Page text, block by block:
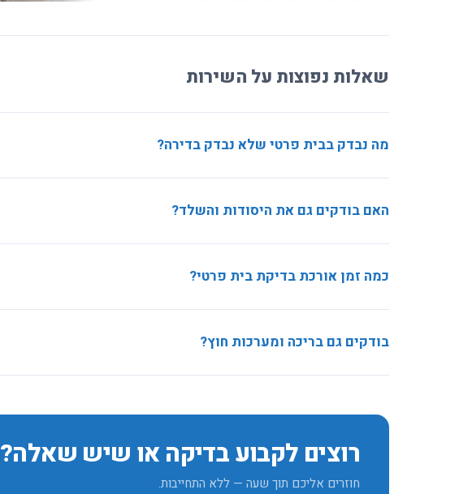
שאלות נפוצות על השירות
מה נבדק בבית פרטי שלא נבדק בדירה?
האם בודקים גם את היסודות והשלד?
כמה זמן אורכת בדיקת בית פרטי?
בודקים גם בריכה ומערכות חוץ?
רוצים לקבוע בדיקה או שיש שאלה?
חוזרים אליכם תוך שעה — ללא התחייבות.